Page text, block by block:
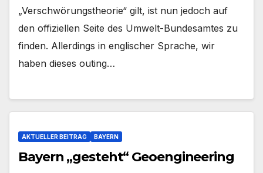
„Verschwörungstheorie“ gilt, ist nun jedoch auf
den offiziellen Seite des Umwelt-Bundesamtes zu
finden. Allerdings in englischer Sprache, wir
haben dieses outing…
AKTUELLER BEITRAG BAYERN
Bayern „gesteht“ Geoengineering